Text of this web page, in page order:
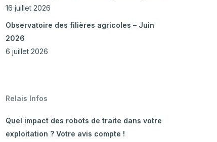
16 juillet 2026
Observatoire des filières agricoles – Juin
2026
6 juillet 2026
Relais Infos
Quel impact des robots de traite dans votre
exploitation ? Votre avis compte !